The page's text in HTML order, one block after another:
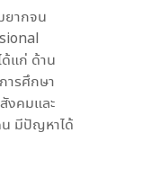
ยากจน
ด้แก่ ด้าน
ารศึกษา
งคมและ
น มีปัญหาได้